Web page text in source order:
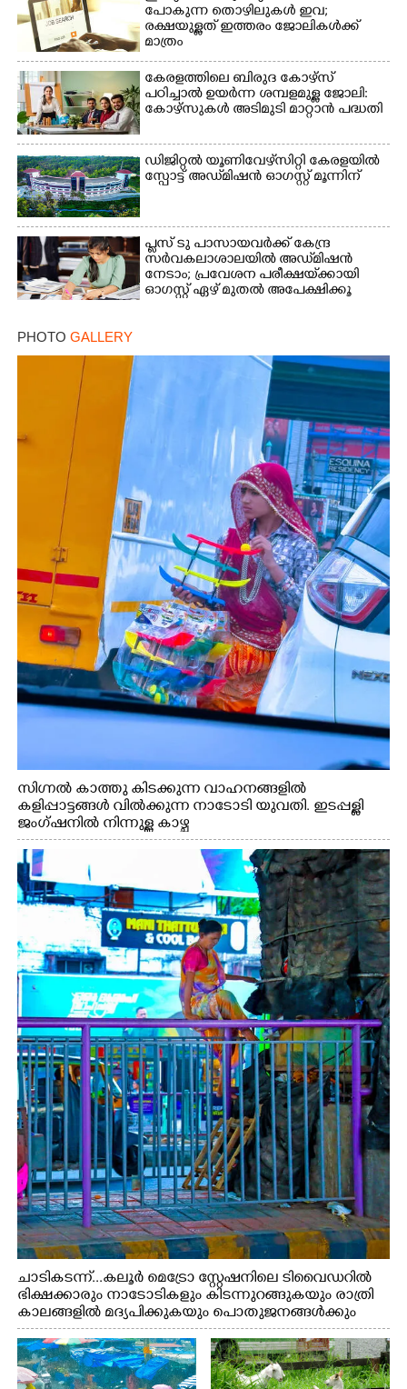
പോകുന്ന തൊഴിലുകൾ ഇവ;
രക്ഷയുള്ളത് ഇത്തരം ജോലികൾക്ക്
മാത്രം
കേരളത്തിലെ ബിരുദ കോഴ്സ്
പഠിച്ചാൽ ഉയർന്ന ശമ്പളമുള്ള ജോലി:​
കോഴ്സുകൾ അടിമുടി മാറ്റാൻ പദ്ധതി
ഡിജിറ്റൽ യൂണിവേഴ്‌സിറ്റി കേരളയിൽ
സ്പോ‌ട്ട് അഡ്‌മിഷൻ ഓഗസ്റ്റ് മൂന്നിന്
പ്ലസ് ടു പാസായവർക്ക് കേന്ദ്ര
സർവകലാശാലയിൽ അഡ്‌മിഷൻ
നേടാം; പ്രവേശന പരീക്ഷയ്‌ക്കായി
ഓഗസ്റ്റ് ഏഴ് മുതൽ അപേക്ഷിക്കൂ
PHOTO GALLERY
സിഗ്നൽ കാത്തു കിടക്കുന്ന വാഹനങ്ങളിൽ
കളിപ്പാട്ടങ്ങൾ വിൽക്കുന്ന നാടോടി യുവതി. ഇടപ്പള്ളി
ജംഗ്ഷനിൽ നിന്നുള്ള കാഴ്ച
ചാടികടന്ന്...കലൂർ മെട്രോ സ്റ്റേഷനിലെ ടിവൈഡറിൽ
ഭിക്ഷക്കാരും നാടോടികളും കിടന്നുറങ്ങുകയും രാത്രി
കാലങ്ങളിൽ മദ്യപിക്കുകയും പൊതുജനങ്ങൾക്കും
വാഹനത്തിൽ പോകുന്നവർക്കും ബുദ്ധിമുട്ട് ഉണ്ടായ
സാഹചര്യത്തിൽ അധികാരികൾ കമ്പി കൊണ്ട് മറച്ച
വേലി ചാടികടക്കുന്ന നാടോടി സ്ത്രീ
×
Share this link
Copy Link